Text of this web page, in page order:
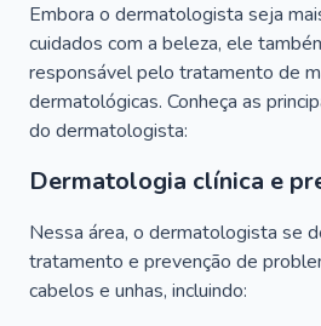
Embora o dermatologista seja
cuidados com a beleza, ele
responsável pelo tratamento de
dermatológicas. Conheça as
do dermatologista:
Dermatologia clínica e
Nessa área, o dermatologista se
tratamento e prevenção de
cabelos e unhas, incluindo: